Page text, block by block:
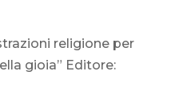
religione per
gioia” Editore: